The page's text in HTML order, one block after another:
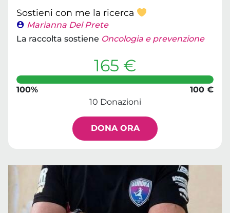
Sostieni con me la ricerca
Marianna Del Prete
La raccolta sostiene Oncologia e prevenzione
165 €
100%
100 €
10 Donazioni
DONA ORA